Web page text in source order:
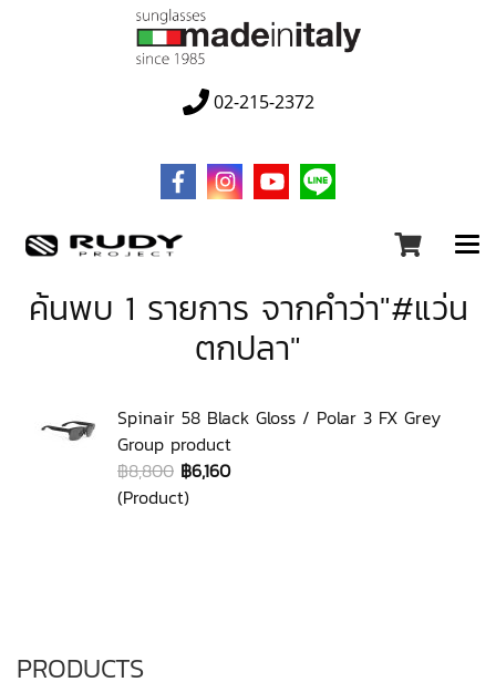
02-215-2372
ค้นพบ 1 รายการ จากคำว่า"#แว่น
ตกปลา"
Spinair 58 Black Gloss / Polar 3 FX Grey
Group product
฿8,800 ฿6,160
(Product)
PRODUCTS